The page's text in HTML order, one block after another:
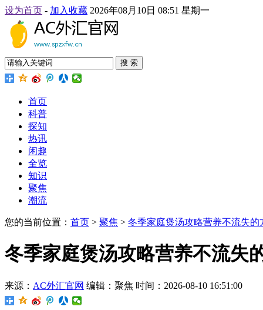
设为首页 - 加入收藏 2026年08月10日 08:51 星期一
搜 索
首页
科普
探知
热讯
闲趣
全览
知识
聚焦
潮流
您的当前位置： 首页 > 聚焦 > 冬季家庭煲汤攻略营养不流失的
冬季家庭煲汤攻略营养不流失
来源： AC外汇官网 编辑：聚焦 时间：2026-08-10 16:51:00